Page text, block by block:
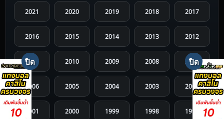
2021 2020 2019 2018 2017
2016 2015 2014 2013 2012
2011 2010 2009 2008 2007
2006 2005 2004 2003 2002
2001 2000 1999 1998 1997